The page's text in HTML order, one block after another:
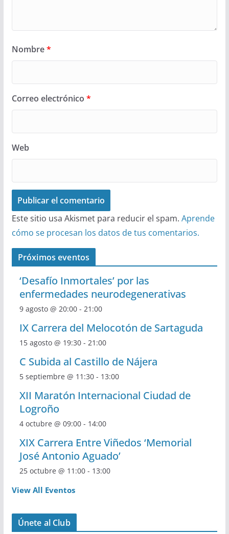
Nombre*
Correo electrónico *
Web
Este sitio usa Akismet para reducir el spam. Aprende
cómo se procesan los datos de tus comentarios.
Próximos eventos
‘Desafío Inmortales’ por las
enfermedades neurodegenerativas
9 agosto @ 20:00- 21:00
IX Carrera del Melocotón de Sartaguda
15 agosto @ 19:30- 21:00
C Subida al Castillo de Nájera
5 septiembre @ 11:30- 13:00
XII Maratón Internacional Ciudad de
Logroño
4 octubre @ 09:00- 14:00
XIX Carrera Entre Viñedos ‘Memorial
José Antonio Aguado’
25 octubre @ 11:00- 13:00
View All Eventos
Únete al Club